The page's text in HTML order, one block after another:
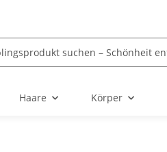
Haare Körper